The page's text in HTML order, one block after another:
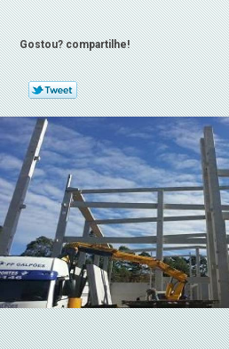
Gostou? compartilhe!